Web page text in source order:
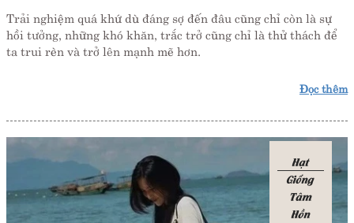
Trải nghiệm quá khứ dù đáng sợ đến đâu cũng chỉ còn là sự
hồi tưởng, những khó khăn, trắc trở cũng chỉ là thử thách để
ta trui rèn và trở lên mạnh mẽ hơn.
Đọc thêm
Hạt
Giống
Tâm
Hồn